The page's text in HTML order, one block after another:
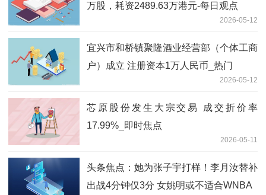
万股，耗资2489.63万港元-每日观点
2026-05-12
宜兴市和桥镇聚隆酒业经营部（个体工商
户）成立 注册资本1万人民币_热门
2026-05-12
芯原股份发生大宗交易 成交折价率
17.99%_即时焦点
2026-05-11
头条焦点：她为张子宇打样！李月汝替补
出战4分钟仅3分 女姚明或不适合WNBA